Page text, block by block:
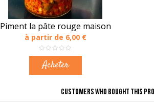
Piment la pâte rouge maison
à partir de 6,00 €
Acheter
CUSTOMERS WHO BOUGHT THIS